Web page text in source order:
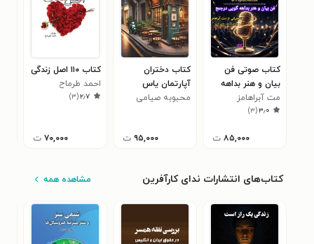
کتاب صوتی فن
بیان و هنر بداهه
گویی در جمع
مت آبراهامز
۳٫۰(۳)
۸۵,۰۰۰ ت
کتاب دختران
آپارتمان یاس
محبوبه صیامی
۹۵,۰۰۰ ت
کتاب ۱۱۰ اصل زندگی
احمد طرماح
۲٫۷(۳)
۷۰,۰۰۰ ت
کتاب‌های انتشارات ندای کارآفرین مشاهده همه